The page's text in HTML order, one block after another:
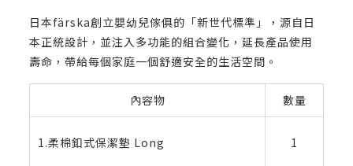
日本färska創立嬰幼兒傢俱的「新世代標準」，源自日
本正統設計，並注入多功能的組合變化，延長產品使用
壽命，帶給每個家庭一個舒適安全的生活空間。
內容物 數量
1.柔棉釦式保潔墊 Long 1